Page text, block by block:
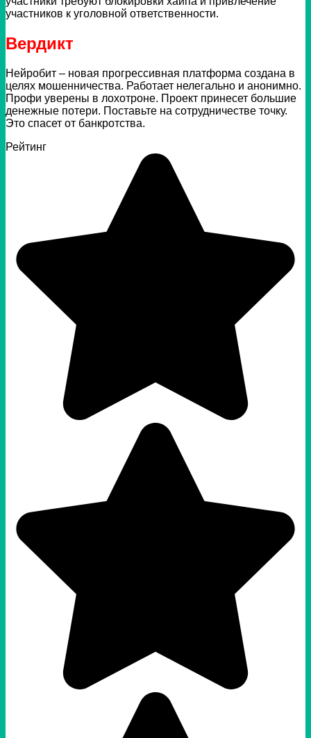
участников к уголовной ответственности.
Вердикт
Нейробит – новая прогрессивная платформа создана в
целях мошенничества. Работает нелегально и анонимно.
Профи уверены в лохотроне. Проект принесет большие
денежные потери. Поставьте на сотрудничестве точку.
Это спасет от банкротства.
Рейтинг